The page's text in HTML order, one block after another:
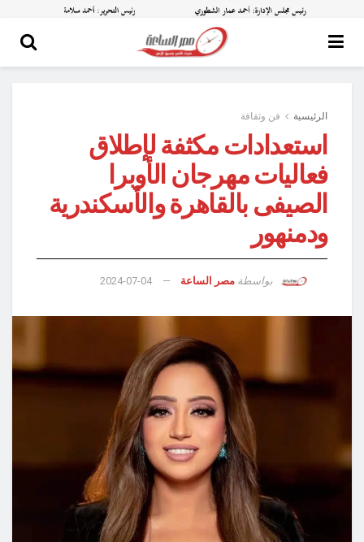
الرئيسية فن وثقافة
استعدادات مكثفة لإطلاق
فعاليات مهرجان الأوبرا
الصيفى بالقاهرة والأسكندرية
ودمنهور
بواسطة مصر الساعة 2024-07-04